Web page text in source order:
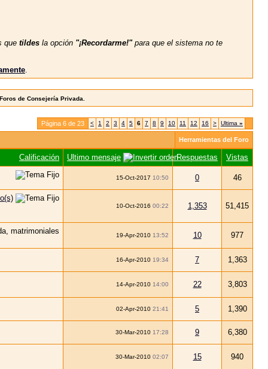
que tildes la opción "¡Recordarme!"para que el sistema no te
.
de Consejería Privada.
Página 6 de 23 < 1 2 3 4 5 6 7 8 9 10 11 12 16 > Ultima »
Herramientas del Foro
Calificación Ultimo mensaje Respuestas Vistas
15-Oct-2017 10:50 0 46
10-Oct-2016 00:22 1,353 51,415
19-Apr-2010 13:52 10 977
16-Apr-2010 19:34 7 1,363
14-Apr-2010 14:00 22 3,803
02-Apr-2010 21:41 5 1,390
30-Mar-2010 17:28 9 6,380
30-Mar-2010 02:07 15 940